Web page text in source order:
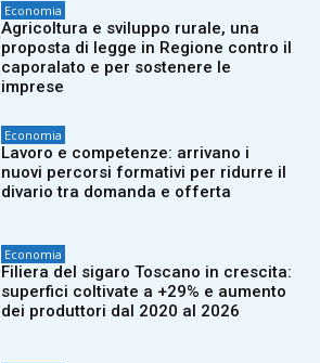
Economia
Agricoltura e sviluppo rurale, una
proposta di legge in Regione contro il
caporalato e per sostenere le
imprese
Economia
Lavoro e competenze: arrivano i
nuovi percorsi formativi per ridurre il
divario tra domanda e offerta
Economia
Filiera del sigaro Toscano in crescita:
superfici coltivate a +29% e aumento
dei produttori dal 2020 al 2026